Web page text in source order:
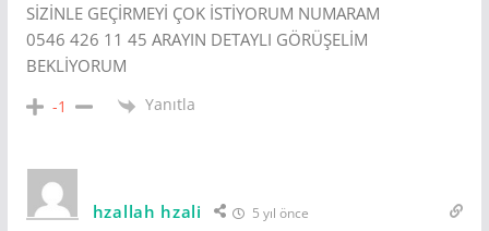
SİZİNLE GEÇİRMEYİ ÇOK İSTİYORUM NUMARAM
0546 426 11 45 ARAYIN DETAYLI GÖRÜŞELİM
BEKLİYORUM
-1 Yanıtla
hzallah hzali 5 yıl önce